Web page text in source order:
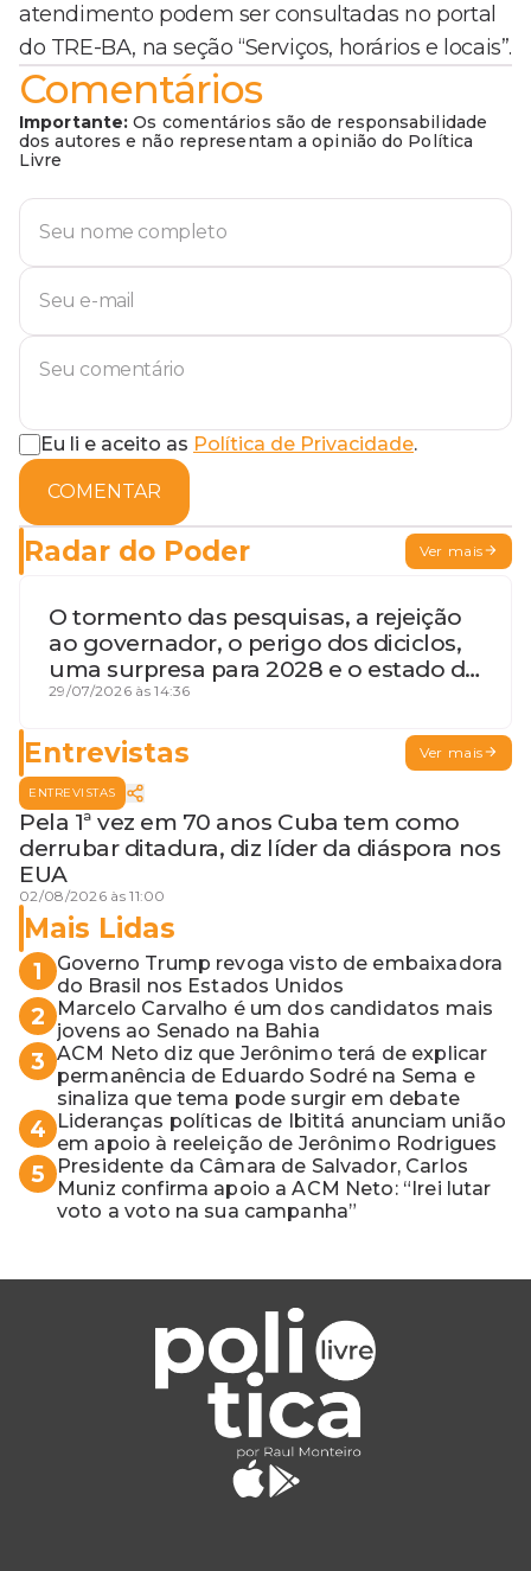
atendimento podem ser consultadas no portal
do TRE-BA, na seção “Serviços, horários e locais”.
Comentários
Importante: Os comentários são de responsabilidade
dos autores e não representam a opinião do Política
Livre
Eu li e aceito as Política de Privacidade.
COMENTAR
Radar do Poder Ver mais
O tormento das pesquisas, a rejeição
ao governador, o perigo dos diciclos,
uma surpresa para 2028 e o estado de
terceira guerra mundial
29/07/2026 às 14:36
Entrevistas Ver mais
ENTREVISTAS
Pela 1ª vez em 70 anos Cuba tem como
derrubar ditadura, diz líder da diáspora nos
EUA
02/08/2026 às 11:00
Mais Lidas
1
Governo Trump revoga visto de embaixadora
do Brasil nos Estados Unidos
2
Marcelo Carvalho é um dos candidatos mais
jovens ao Senado na Bahia
3 ACM Neto diz que Jerônimo terá de explicar
permanência de Eduardo Sodré na Sema e
sinaliza que tema pode surgir em debate
4
Lideranças políticas de Ibititá anunciam união
em apoio à reeleição de Jerônimo Rodrigues
5
Presidente da Câmara de Salvador, Carlos
Muniz confirma apoio a ACM Neto: “Irei lutar
voto a voto na sua campanha”